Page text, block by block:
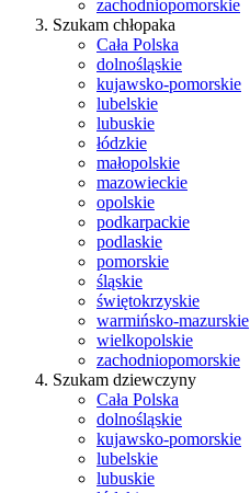
zachodniopomorskie
Szukam chłopaka
Cała Polska
dolnośląskie
kujawsko-pomorskie
lubelskie
lubuskie
łódzkie
małopolskie
mazowieckie
opolskie
podkarpackie
podlaskie
pomorskie
śląskie
świętokrzyskie
warmińsko-mazurskie
wielkopolskie
zachodniopomorskie
Szukam dziewczyny
Cała Polska
dolnośląskie
kujawsko-pomorskie
lubelskie
lubuskie